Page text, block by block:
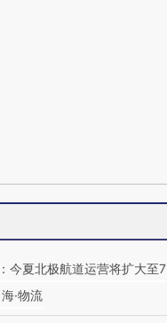
今夏北极航道运营将扩大至7
·物流